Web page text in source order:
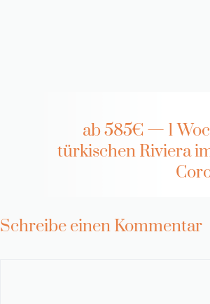
ab 585€ — 1
türkischen Riviera
Schreibe einen Kommentar